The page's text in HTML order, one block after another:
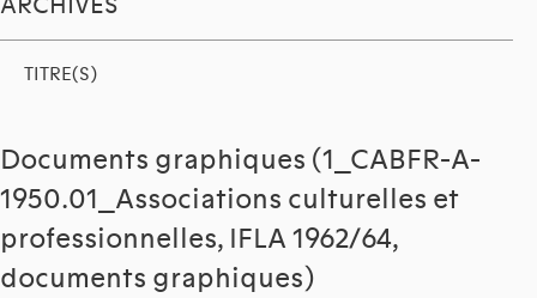
TITRE(S)
Documents graphiques (1_CABFR-A-
1950.01_Associations culturelles et
professionnelles, IFLA 1962/64,
documents graphiques)